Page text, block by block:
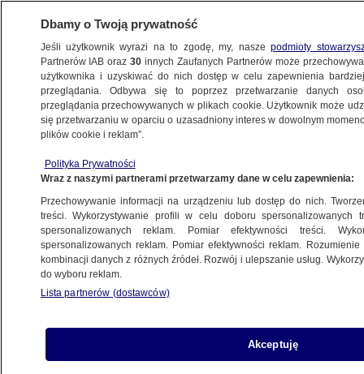
BIZNES
DLA SENIORA
w 2024 roku. Wyliczenia
9.02.2024, 10:28Aktualizacja: 9.02.2024, 12:47
Udostępnij
Dbamy o Twoją prywatność
Jeśli użytkownik wyrazi na to zgodę, my, naszepodmioty
Partnerów IAB oraz30 innych Zaufanych Partnerów może
użytkownika i uzyskiwać do nich dostęp w celu zapewnienia
przeglądania. Odbywa się to poprzez przetwarzanie danych
przeglądania przechowywanych w plikach cookie. Użytkownik może
się przetwarzaniu w oparciu o uzasadniony interes w dowolnym
plików cookie i reklam”.
Polityka Prywatności
Wraz z naszymi partnerami przetwarzamy dane w celu zapewnienia:
Przechowywanie informacji na urządzeniu lub dostęp do nich.
treści. Wykorzystywanie profili w celu doboru spersonalizowanych
spersonalizowanych reklam. Pomiar efektywności treści.
spersonalizowanych reklam. Pomiar efektywności reklam.
kombinacji danych z różnych źródeł. Rozwój i ulepszanie usług.
do wyboru reklam.
Lista partnerów (dostawców)
Akceptuję